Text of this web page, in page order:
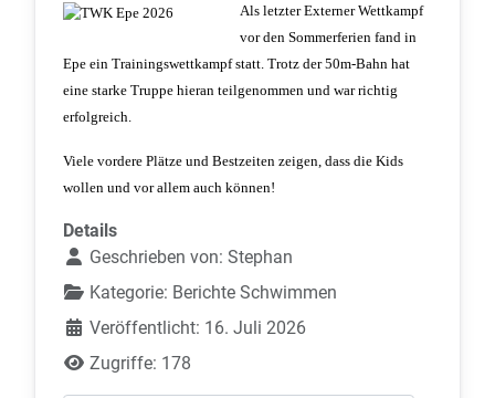
Als letzter Externer Wettkampf
vor den Sommerferien fand in
Epe ein Trainingswettkampf statt. Trotz der 50m-Bahn hat
eine starke Truppe hieran teilgenommen und war richtig
erfolgreich.
Viele vordere Plätze und Bestzeiten zeigen, dass die Kids
wollen und vor allem auch können!
Details
Geschrieben von: Stephan
Kategorie: Berichte Schwimmen
Veröffentlicht: 16. Juli 2026
Zugriffe: 178